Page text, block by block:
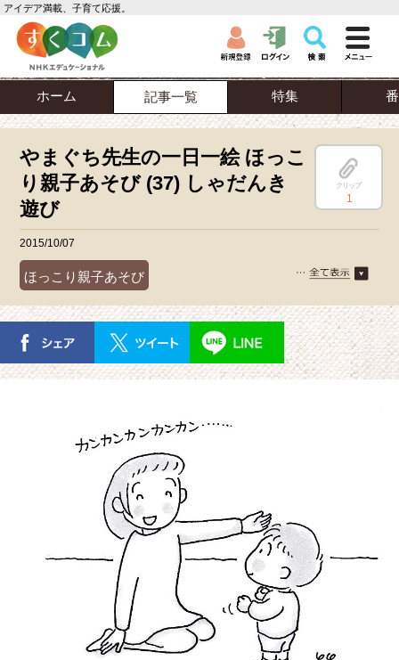
アイデア満載、子育て応援。
ホーム 記事一覧 特集
やまぐち先生の一日一絵 ほっこ
り親子あそび (37) しゃだんき
遊び
クリップ
1
2015/10/07
ほっこり親子あそび